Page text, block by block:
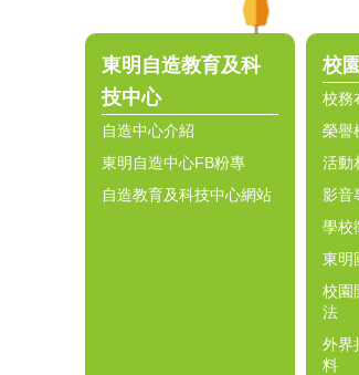
東明自造教育及科
技中心
自造中心介紹
東明自造中心FB粉專
自造教育及科技中心網站
校
校務
榮譽
活動
影音
學校
東明
校園
法
外界
料